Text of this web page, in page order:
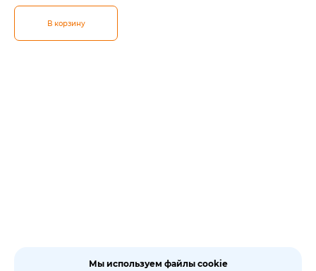
В корзину
Мы используем файлы cookie